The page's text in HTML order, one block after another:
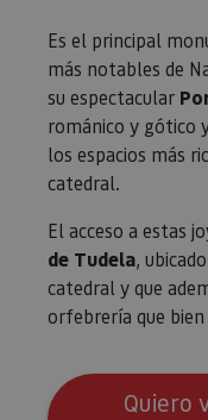
Es el principal
más notables de
su espectacular
románico y gótico
los espacios más
catedral.
El acceso a estas
de Tudela,
catedral y que
orfebrería que
Quiero